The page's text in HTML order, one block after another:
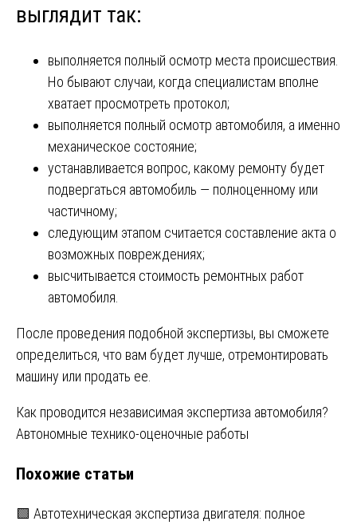
выглядит так:
выполняется полный осмотр места происшествия.
Но бывают случаи, когда специалистам вполне
хватает просмотреть протокол;
выполняется полный осмотр автомобиля, а именно
механическое состояние;
устанавливается вопрос, какому ремонту будет
подвергаться автомобиль — полноценному или
частичному;
следующим этапом считается составление акта о
возможных повреждениях;
высчитывается стоимость ремонтных работ
автомобиля.
После проведения подобной экспертизы, вы сможете
определиться, что вам будет лучше, отремонтировать
машину или продать ее.
Навигация
записям
Как проводится независимая экспертиза автомобиля?
Автономные технико-оценочные работы
Похожие статьи
🟩 Автотехническая экспертиза двигателя: полное